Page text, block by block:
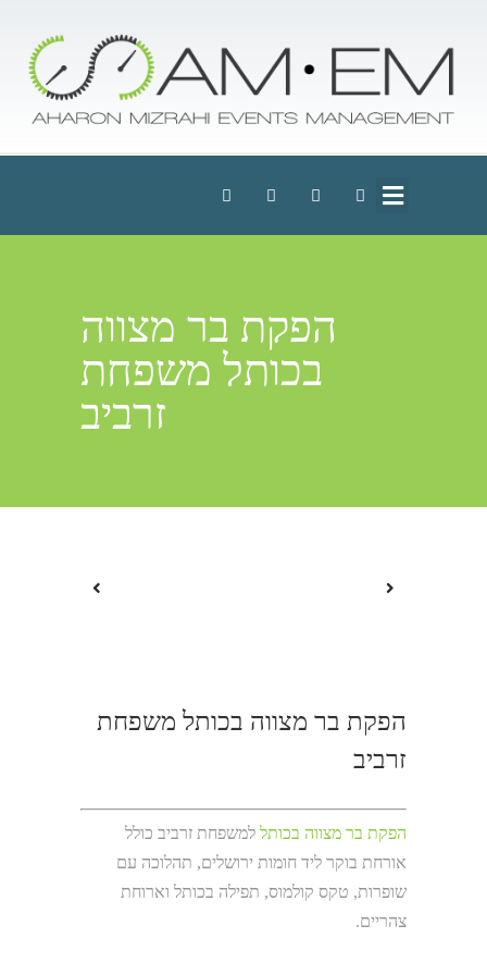
הפקת בר מצווה
בכותל משפחת
זרביב
הפקת בר מצווה בכותל משפחת
זרביב
הפקת בר מצווה בכותל למשפחת זרביב כולל
אורחת בוקר ליד חומות ירושלים, תהלוכה עם
שופרות, טקס קולמוס, תפילה בכותל וארוחת
צהריים.